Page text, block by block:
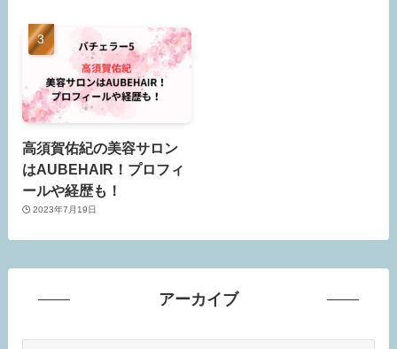
高須賀佑紀の美容サロン
はAUBEHAIR！プロフィ
ールや経歴も！
2023年7月19日
アーカイブ